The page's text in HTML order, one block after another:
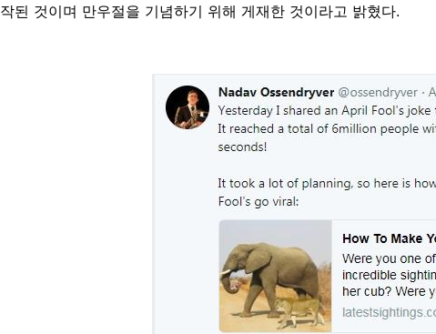
작된 것이며 만우절을 기념하기 위해 게재한 것이라고 밝혔다.